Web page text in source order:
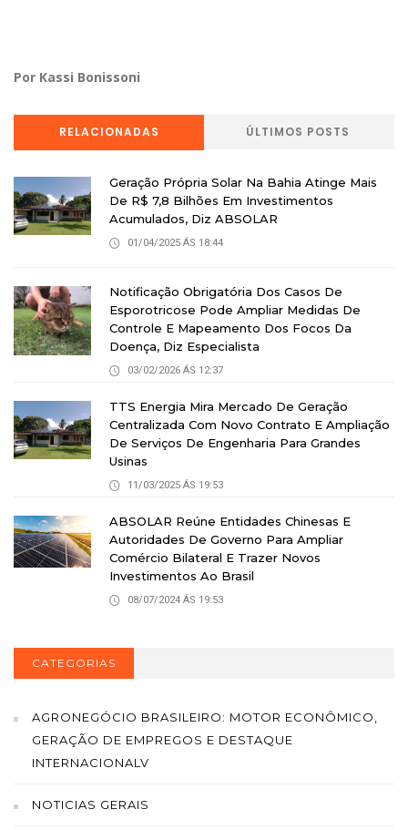
Por Kassi Bonissoni
RELACIONADAS ÚLTIMOS POSTS
Geração Própria Solar Na Bahia Atinge Mais
De R$ 7,8 Bilhões Em Investimentos
Acumulados, Diz ABSOLAR
01/04/2025 ÁS 18:44
Notificação Obrigatória Dos Casos De
Esporotricose Pode Ampliar Medidas De
Controle E Mapeamento Dos Focos Da
Doença, Diz Especialista
03/02/2026 ÁS 12:37
TTS Energia Mira Mercado De Geração
Centralizada Com Novo Contrato E Ampliação
De Serviços De Engenharia Para Grandes
Usinas
11/03/2025 ÁS 19:53
ABSOLAR Reúne Entidades Chinesas E
Autoridades De Governo Para Ampliar
Comércio Bilateral E Trazer Novos
Investimentos Ao Brasil
08/07/2024 ÁS 19:53
CATEGORIAS
AGRONEGÓCIO BRASILEIRO: MOTOR ECONÔMICO,
GERAÇÃO DE EMPREGOS E DESTAQUE
INTERNACIONALV
NOTICIAS GERAIS